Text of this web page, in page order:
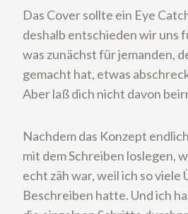
Das Cover sollte ein Eye
deshalb entschieden wir uns
was zunächst für jemanden,
gemacht hat, etwas
Aber laß dich nicht davon
Nachdem das Konzept
mit dem Schreiben loslegen,
echt zäh war, weil ich so viele
Beschreiben hatte. Und ich